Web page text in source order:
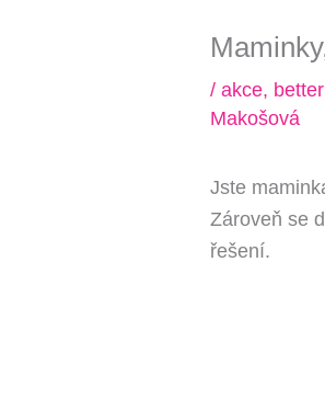
/akce,
Makošová
Jste
Zároveň se
řešení.